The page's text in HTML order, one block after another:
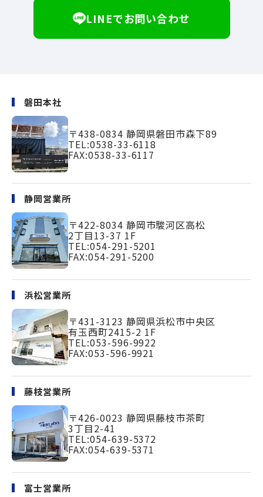
LINEでお問い合わせ
磐田本社
〒438-0834 静岡県磐田市森下89
TEL:0538-33-6118
FAX:0538-33-6117
静岡営業所
〒422-8034 静岡市駿河区高松
2丁目13-37 1F
TEL:054-291-5201
FAX:054-291-5200
浜松営業所
〒431-3123 静岡県浜松市中央区
有玉西町2415-2 1F
TEL:053-596-9922
FAX:053-596-9921
藤枝営業所
〒426-0023 静岡県藤枝市茶町
3丁目2-41
TEL:054-639-5372
FAX:054-639-5371
富士営業所